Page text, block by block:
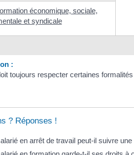
économique, sociale,
et syndicale
:
toujours respecter certaines
? Réponses !
en arrêt de travail peut-il suivre